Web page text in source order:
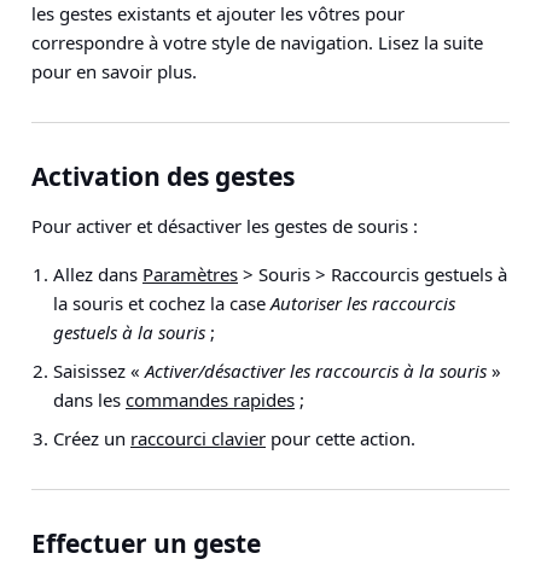
les gestes existants et ajouter les vôtres pour
correspondre à votre style de navigation. Lisez la suite
pour en savoir plus.
Activation des gestes
Pour activer et désactiver les gestes de souris :
Allez dans Paramètres > Souris > Raccourcis gestuels à
la souris et cochez la caseAutoriser les raccourcis
gestuels à la souris ;
Saisissez «Activer/désactiver les raccourcis à la souris »
dans les commandes rapides ;
Créez un raccourci clavier pour cette action.
Effectuer un geste